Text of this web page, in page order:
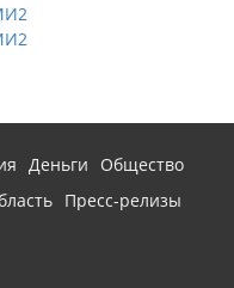
Деньги
Общество
Пресс-релизы